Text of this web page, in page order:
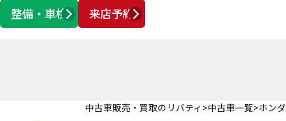
整備・車検
来店予約
営業時間 AM10:00 ～ PM6:00
中古車販売・買取のリバティ 中古車一覧 ホンダ